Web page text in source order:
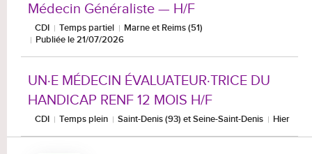
Médecin Généraliste — H/F
CDI Temps partiel
Marne et Reims (51)
Publiée le 21/07/2026
UN·E MÉDECIN ÉVALUATEUR·TRICE DU
HANDICAP RENF 12 MOIS H/F
CDI Temps plein Saint-Denis (93) et Seine-Saint-Denis Hier